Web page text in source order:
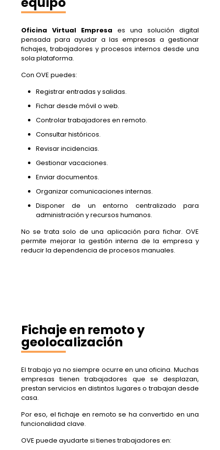
Oficina Virtual Empresa es una solución digital
pensada para ayudar a las empresas a gestionar
fichajes, trabajadores y procesos internos desde una
sola plataforma.
Con OVE puedes:
Registrar entradas y salidas.
Fichar desde móvil o web.
Controlar trabajadores en remoto.
Consultar históricos.
Revisar incidencias.
Gestionar vacaciones.
Enviar documentos.
Organizar comunicaciones internas.
Disponer de un entorno centralizado para
administración y recursos humanos.
No se trata solo de una aplicación para fichar. OVE
permite mejorar la gestión interna de la empresa y
reducir la dependencia de procesos manuales.
Fichaje en remoto y
geolocalización
El trabajo ya no siempre ocurre en una oficina. Muchas
empresas tienen trabajadores que se desplazan,
prestan servicios en distintos lugares o trabajan desde
casa.
Por eso, el fichaje en remoto se ha convertido en una
funcionalidad clave.
OVE puede ayudarte si tienes trabajadores en: